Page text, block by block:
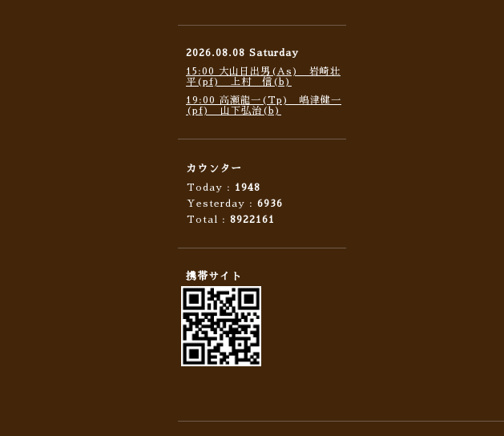
2026.08.08 Saturday
15:00 大山日出男(As) 岩崎壮
平(pf) 上村 信(b)
19:00 高瀬龍一(Tp) 嶋津健一
(pf) 山下弘治(b)
カウンター
Today : 1948
Yesterday : 6936
Total : 8922161
携帯サイト